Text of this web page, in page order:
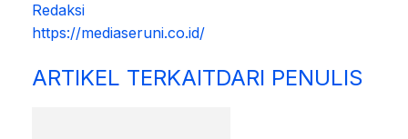
Redaksi
https://mediaseruni.co.id/
ARTIKEL TERKAITDARI PENULIS